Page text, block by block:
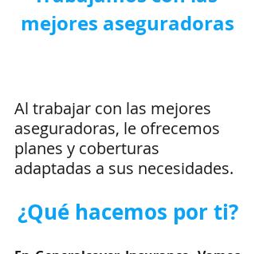
mejores aseguradoras
Al trabajar con las mejores
aseguradoras, le ofrecemos
planes y coberturas
adaptadas a sus necesidades.
¿Qué hacemos por ti?